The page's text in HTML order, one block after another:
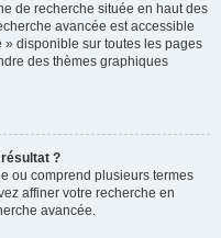
de recherche située en haut des
avancée est accessible
disponible sur toutes les pages
des thèmes graphiques
?
ou comprend plusieurs termes
affiner votre recherche en
avancée.